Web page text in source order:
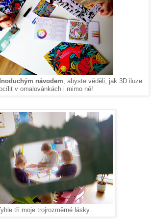
návodem , abyste věděli, jak 3D iluze
v omalovánkách i mimo ně!
Tyhle tři moje trojrozměrné lásky.